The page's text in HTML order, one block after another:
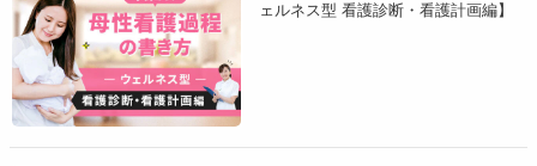
活動-運動パターン
発達状況を知るうえで、 遊びや1日の活動の様子など
な情報となります。このパターンには、活動を維持するため
ェルネス型 看護診断・看護計画編】